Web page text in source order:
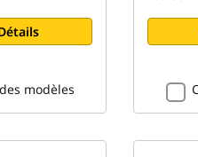
modèles